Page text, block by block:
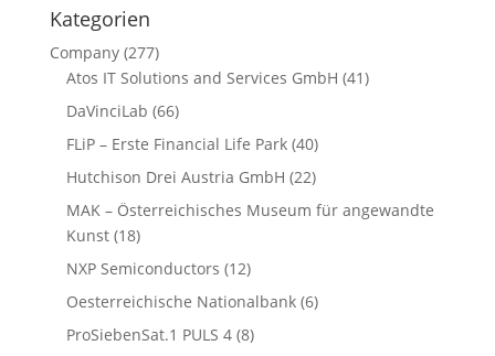
Kategorien
Company(277)
Atos IT Solutions and Services GmbH (41)
DaVinciLab (66)
FLiP – Erste Financial Life Park(40)
Hutchison Drei Austria GmbH (22)
MAK – Österreichisches Museum für angewandte
Kunst(18)
NXP Semiconductors (12)
Oesterreichische Nationalbank(6)
ProSiebenSat.1 PULS 4(8)